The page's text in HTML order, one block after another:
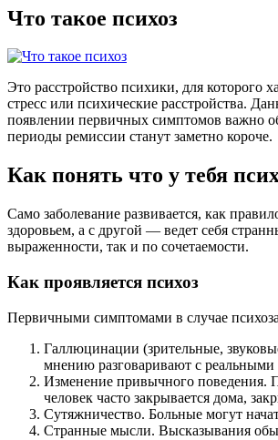
Что такое психоз
Это расстройство психики, для которого
стресс или психические расстройства.
появлении первичных симптомов важно
периоды ремиссии станут заметно короче.
Как понять что у тебя
Само заболевание развивается, как
здоровьем, а с другой — ведет себя
выраженности, так и по сочетаемости.
Как проявляется психоз
Первичными симптомами в случае
Галлюцинации (зрительные,
мнению разговаривают с реальными
Изменение привычного поведения.
человек часто закрывается дома,
Сутяжничество. Больные могут
Странные мысли. Высказывания